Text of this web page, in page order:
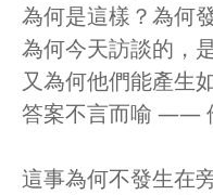
為何是這樣？為何
為何今天訪談的，
又為何他們能產生
答案不言而喻 ——
這事為何不發生在